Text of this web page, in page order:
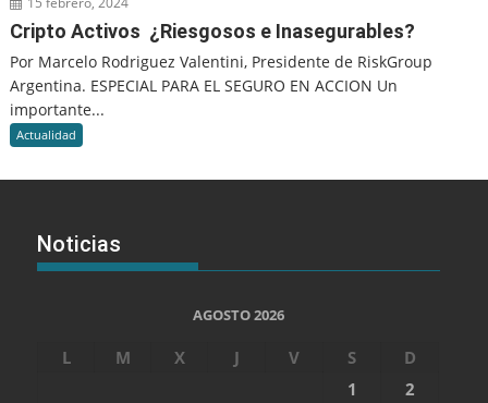
Cripto Activos ¿Riesgosos e Inasegurables?
Por Marcelo Rodriguez Valentini, Presidente de RiskGroup
Argentina. ESPECIAL PARA EL SEGURO EN ACCION Un
importante...
Actualidad
Noticias
AGOSTO 2026
L M X J V S
D
1
2